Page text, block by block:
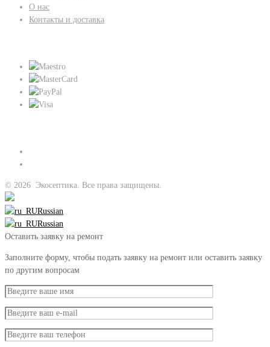
О нас
Контакты и доставка
© 2026 Экосептика. Все права защищены.
Russian
Russian
Оставить заявку на ремонт
Заполните форму, чтобы подать заявку на ремонт или оставить заявку
по другим вопросам